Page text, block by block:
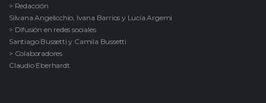
> Redacción
Silvana Angelicchio, Ivana Barrios y Lucía Argemi
> Difusión en redes sociales
Santiago Bussetti y Camila Bussetti
> Colaboradores
Claudio Eberhardt